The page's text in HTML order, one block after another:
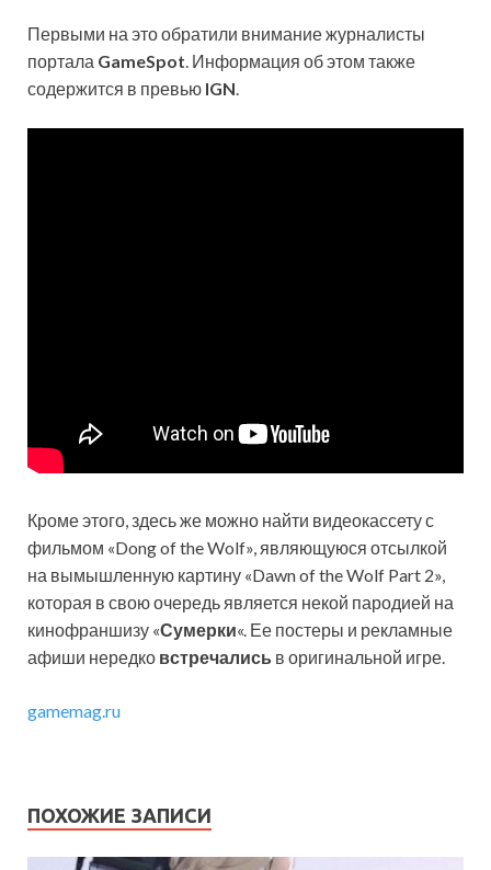
Первыми на это обратили внимание журналисты
портала GameSpot . Информация об этом также
содержится в превью IGN
Кроме этого, здесь же можно найти видеокассету с
фильмом «Dong of the Wolf», являющуюся отсылкой
на вымышленную картину «Dawn of the Wolf Part 2»,
которая в свою очередь является некой пародией на
кинофраншизу «Сумерки«. Ее постеры и рекламные
афиши нередко встречались в оригинальной игре.
gamemag.ru
ПОХОЖИЕ ЗАПИСИ